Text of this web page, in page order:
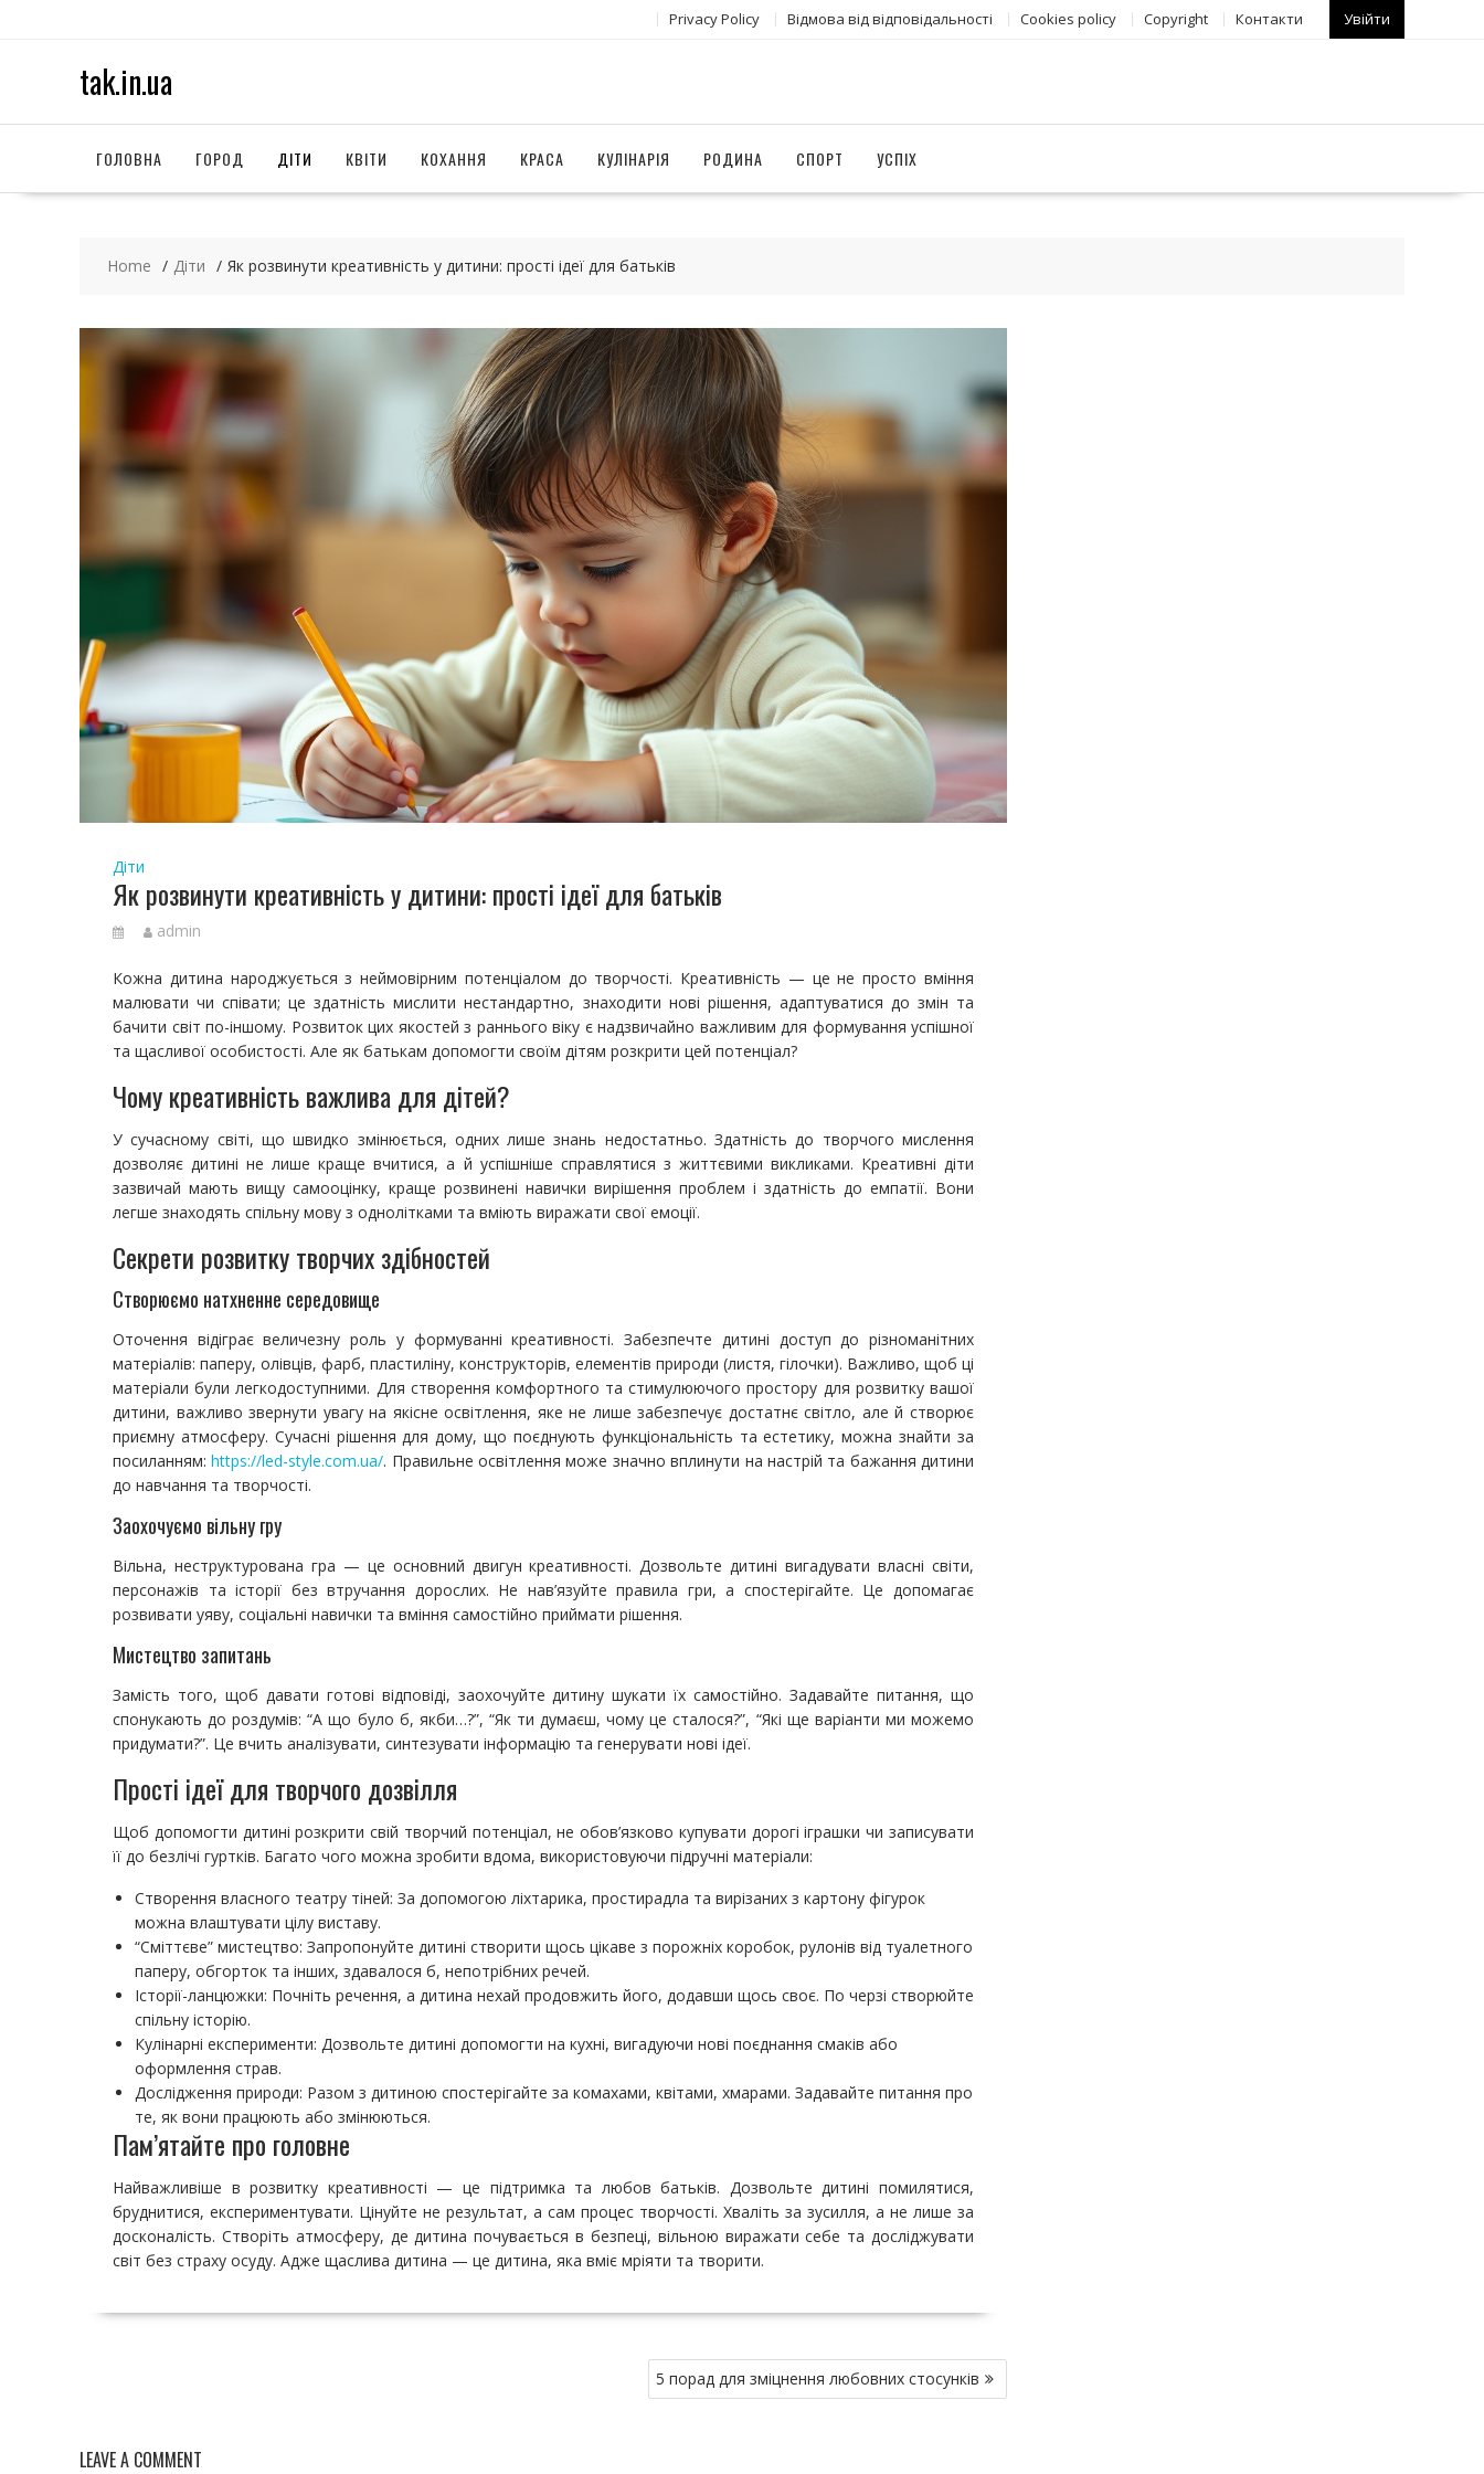
Privacy Policy Відмова від відповідальності Сookies policy Copyright Контакти Увійти
tak.in.ua
ГОЛОВНА ГОРОД ДІТИ КВІТИ КОХАННЯ КРАСА КУЛІНАРІЯ РОДИНА СПОРТ УСПІХ
Home Діти Як розвинути креативність у дитини: прості ідеї для батьків
Діти
Як розвинути креативність у дитини: прості ідеї для батьків
admin
Кожна дитина народжується з неймовірним потенціалом до творчості. Креативність — це не просто вміння
малювати чи співати; це здатність мислити нестандартно, знаходити нові рішення, адаптуватися до змін та
бачити світ по-іншому. Розвиток цих якостей з раннього віку є надзвичайно важливим для формування успішної
та щасливої особистості. Але як батькам допомогти своїм дітям розкрити цей потенціал?
Чому креативність важлива для дітей?
У сучасному світі, що швидко змінюється, одних лише знань недостатньо. Здатність до творчого мислення
дозволяє дитині не лише краще вчитися, а й успішніше справлятися з життєвими викликами. Креативні діти
зазвичай мають вищу самооцінку, краще розвинені навички вирішення проблем і здатність до емпатії. Вони
легше знаходять спільну мову з однолітками та вміють виражати свої емоції.
Секрети розвитку творчих здібностей
Створюємо натхненне середовище
Оточення відіграє величезну роль у формуванні креативності. Забезпечте дитині доступ до різноманітних
матеріалів: паперу, олівців, фарб, пластиліну, конструкторів, елементів природи (листя, гілочки). Важливо, щоб ці
матеріали були легкодоступними. Для створення комфортного та стимулюючого простору для розвитку вашої
дитини, важливо звернути увагу на якісне освітлення, яке не лише забезпечує достатнє світло, але й створює
приємну атмосферу. Сучасні рішення для дому, що поєднують функціональність та естетику, можна знайти за
посиланням:https://led-style.com.ua/. Правильне освітлення може значно вплинути на настрій та бажання дитини
до навчання та творчості.
Заохочуємо вільну гру
Вільна, неструктурована гра — це основний двигун креативності. Дозвольте дитині вигадувати власні світи,
персонажів та історії без втручання дорослих. Не нав’язуйте правила гри, а спостерігайте. Це допомагає
розвивати уяву, соціальні навички та вміння самостійно приймати рішення.
Мистецтво запитань
Замість того, щоб давати готові відповіді, заохочуйте дитину шукати їх самостійно. Задавайте питання, що
спонукають до роздумів: “А що було б, якби…?”, “Як ти думаєш, чому це сталося?”, “Які ще варіанти ми можемо
придумати?”. Це вчить аналізувати, синтезувати інформацію та генерувати нові ідеї.
Прості ідеї для творчого дозвілля
Щоб допомогти дитині розкрити свій творчий потенціал, не обов’язково купувати дорогі іграшки чи записувати
її до безлічі гуртків. Багато чого можна зробити вдома, використовуючи підручні матеріали:
Створення власного театру тіней: За допомогою ліхтарика, простирадла та вирізаних з картону фігурок
можна влаштувати цілу виставу.
“Сміттєве” мистецтво: Запропонуйте дитині створити щось цікаве з порожніх коробок, рулонів від туалетного
паперу, обгорток та інших, здавалося б, непотрібних речей.
Історії-ланцюжки: Почніть речення, а дитина нехай продовжить його, додавши щось своє. По черзі створюйте
спільну історію.
Кулінарні експерименти: Дозвольте дитині допомогти на кухні, вигадуючи нові поєднання смаків або
оформлення страв.
Дослідження природи: Разом з дитиною спостерігайте за комахами, квітами, хмарами. Задавайте питання про
те, як вони працюють або змінюються.
Пам’ятайте про головне
Найважливіше в розвитку креативності — це підтримка та любов батьків. Дозвольте дитині помилятися,
бруднитися, експериментувати. Цінуйте не результат, а сам процес творчості. Хваліть за зусилля, а не лише за
досконалість. Створіть атмосферу, де дитина почувається в безпеці, вільною виражати себе та досліджувати
світ без страху осуду. Адже щаслива дитина — це дитина, яка вміє мріяти та творити.
и
5 порад для зміцнення любовних стосунків
LEAVE A COMMENT